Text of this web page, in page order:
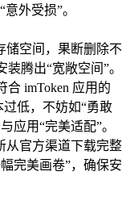
外受损”。
储空间，果断删除不
腾出“宽敞空间”。
imToken 应用的
过低，不妨如“勇敢
应用“完美适配”。
从官方渠道下载完整
完美画卷”，确保安